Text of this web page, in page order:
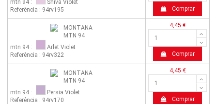
mtn 94 :
Shiva Violet
Referência : 94rv195
Comprar
mtn 94 :
Arlet Violet
Referência : 94rv322
4,45 €
Comprar
mtn 94 :
Persia Violet
Referência : 94rv170
4,45 €
Comprar